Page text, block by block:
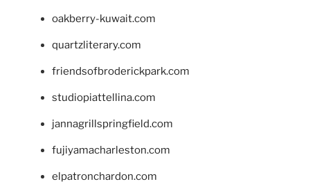
oakberry-kuwait.com
quartzliterary.com
friendsofbroderickpark.com
studiopiattellina.com
jannagrillspringfield.com
fujiyamacharleston.com
elpatronchardon.com